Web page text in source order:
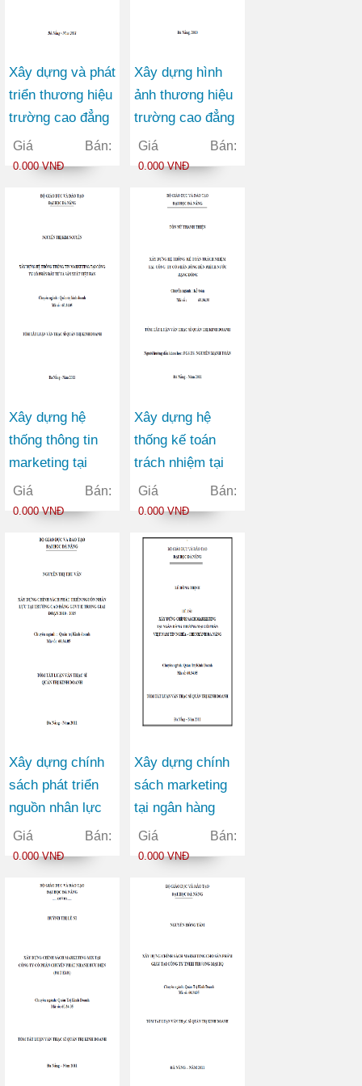
Xây dựng và phát
triển thương hiệu
trường cao đẳng
nghề Đà Nẵng
Giá Bán:
0.000 VNĐ
Xây dựng hình
ảnh thương hiệu
trường cao đẳng
thương mại
Giá Bán:
0.000 VNĐ
Xây dựng hệ
thống thông tin
marketing tại
Công ty Cổ phần
Đầu tư và Sản
Giá Bán:
0.000 VNĐ
Xây dựng hệ
thống kế toán
trách nhiệm tại
công ty cổ phần
bóng đèn phích
Giá Bán:
0.000 VNĐ
Xây dựng chính
sách phát triển
nguồn nhân lực
tại trường cao
đẳng giao thông
giai đoạn 2010-
Giá Bán:
0.000 VNĐ
Xây dựng chính
sách marketing
tại ngân hàng
thương mại cổ
phần Việt Nam
nhánh Đà Nẵng
Giá Bán:
0.000 VNĐ